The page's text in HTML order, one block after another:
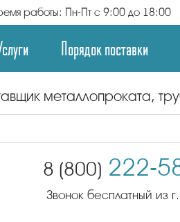
работы: Пн-Пт с 9:00 до 18:00
Порядок поставки
металлопроката,
8 (800) 222-
Звонок бесплатный из